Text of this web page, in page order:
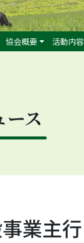
協会概要 活動内容
ース
業主行